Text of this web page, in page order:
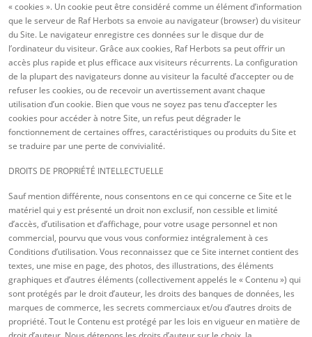
« cookies ». Un cookie peut être considéré comme un élément d’information
que le serveur de Raf Herbots sa envoie au navigateur (browser) du visiteur
du Site. Le navigateur enregistre ces données sur le disque dur de
l’ordinateur du visiteur. Grâce aux cookies, Raf Herbots sa peut offrir un
accès plus rapide et plus efficace aux visiteurs récurrents. La configuration
de la plupart des navigateurs donne au visiteur la faculté d’accepter ou de
refuser les cookies, ou de recevoir un avertissement avant chaque
utilisation d’un cookie. Bien que vous ne soyez pas tenu d’accepter les
cookies pour accéder à notre Site, un refus peut dégrader le
fonctionnement de certaines offres, caractéristiques ou produits du Site et
se traduire par une perte de convivialité.
DROITS DE PROPRIÉTÉ INTELLECTUELLE
Sauf mention différente, nous consentons en ce qui concerne ce Site et le
matériel qui y est présenté un droit non exclusif, non cessible et limité
d’accès, d’utilisation et d’affichage, pour votre usage personnel et non
commercial, pourvu que vous vous conformiez intégralement à ces
Conditions d’utilisation. Vous reconnaissez que ce Site internet contient des
textes, une mise en page, des photos, des illustrations, des éléments
graphiques et d’autres éléments (collectivement appelés le « Contenu ») qui
sont protégés par le droit d’auteur, les droits des banques de données, les
marques de commerce, les secrets commerciaux et/ou d’autres droits de
propriété. Tout le Contenu est protégé par les lois en vigueur en matière de